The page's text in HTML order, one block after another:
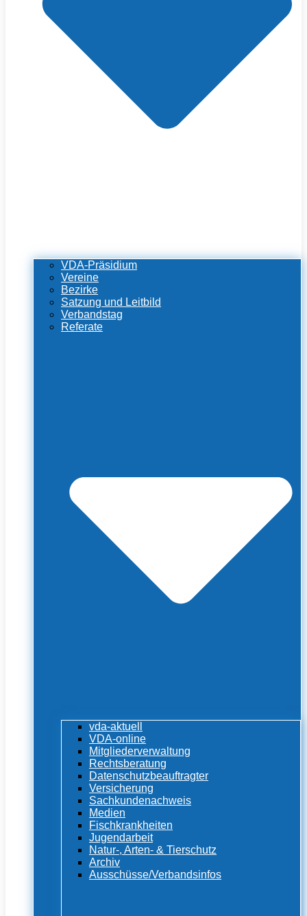
VDA-Präsidium
Vereine
Bezirke
Satzung und Leitbild
Verbandstag
Referate
vda-aktuell
VDA-online
Mitgliederverwaltung
Rechtsberatung
Datenschutzbeauftragter
Versicherung
Sachkundenachweis
Medien
Fischkrankheiten
Jugendarbeit
Natur-, Arten- & Tierschutz
Archiv
Ausschüsse/Verbandsinfos